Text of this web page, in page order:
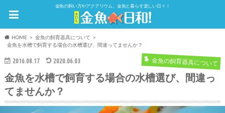
金魚の飼い方やアクアリウム、金魚と暮らす楽しい日々！
HOME
金魚の飼育器具について
金魚を水槽で飼育する場合の水槽選び、間違ってませんか？
2016.08.17 2020.06.03 金魚の飼育器具について
金魚を水槽で飼育する場合の水槽選び、間違っ
てませんか？